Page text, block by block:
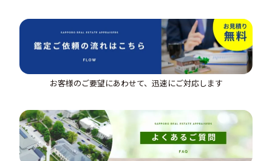
お客様のご要望にあわせて、迅速にご対応します